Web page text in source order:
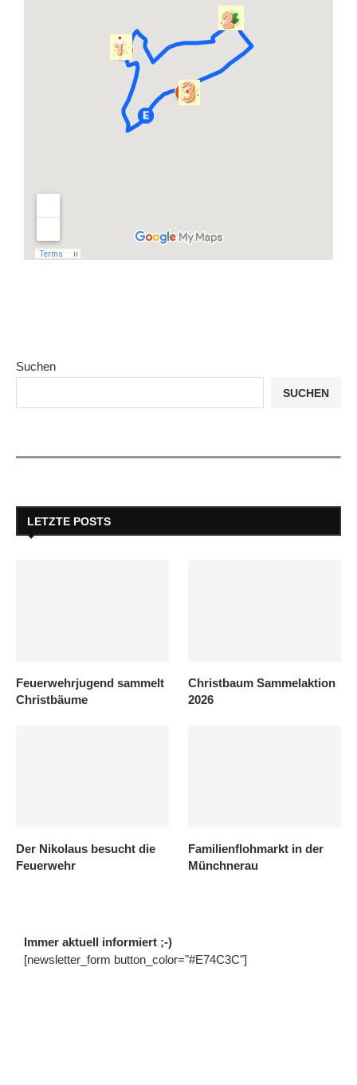
Suchen
SUCHEN
LETZTE POSTS
Feuerwehrjugend sammelt
Christbäume
Christbaum Sammelaktion
2026
Der Nikolaus besucht die
Feuerwehr
Familienflohmarkt in der
Münchnerau
Immer aktuell informiert ;-)
[newsletter_form button_color="#E74C3C"]